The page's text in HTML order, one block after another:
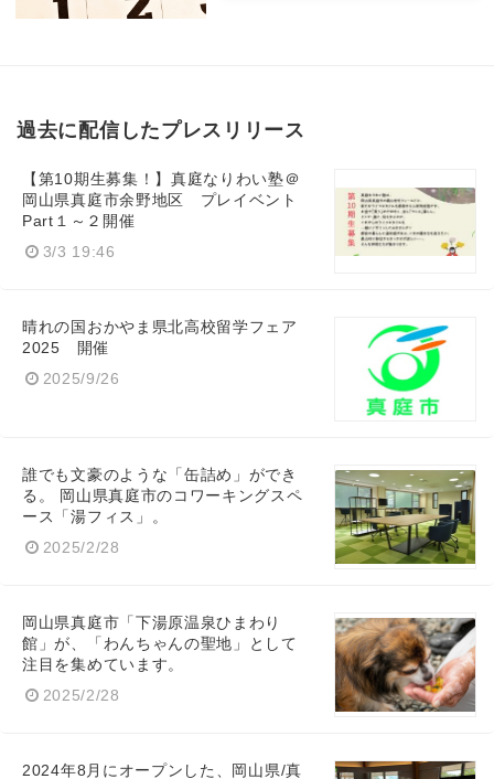
過去に配信したプレスリリース
【第10期生募集！】真庭なりわい塾＠
岡山県真庭市余野地区 プレイベント
Part１～２開催
3/3 19:46
晴れの国おかやま県北高校留学フェア
2025 開催
2025/9/26
誰でも文豪のような「缶詰め」ができ
る。 岡山県真庭市のコワーキングスペ
ース「湯フィス」。
2025/2/28
岡山県真庭市「下湯原温泉ひまわり
館」が、「わんちゃんの聖地」として
注目を集めています。
2025/2/28
2024年8月にオープンした、岡山県/真
Japanese